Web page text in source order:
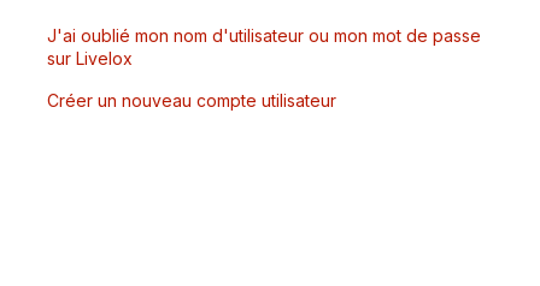
J'ai oublié mon nom d'utilisateur ou mon mot de passe
sur Livelox
Créer un nouveau compte utilisateur